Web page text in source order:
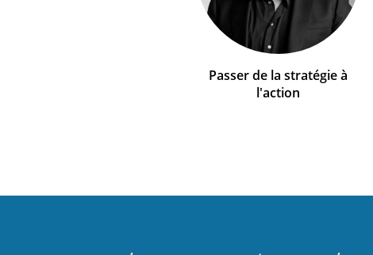
Passer de la stratégie à
l'action